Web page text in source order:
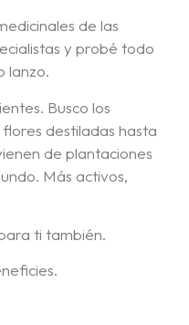
de las
y probé todo
lanzo.
Busco los
destiladas hasta
de plantaciones
Más activos,
ti también.